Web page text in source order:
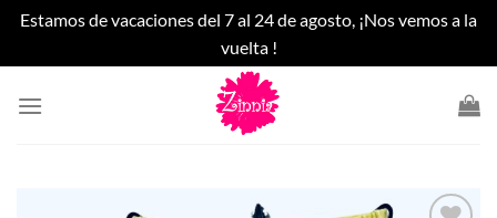
Estamos de vacaciones del 7 al 24 de agosto, ¡Nos vemos a la
vuelta !